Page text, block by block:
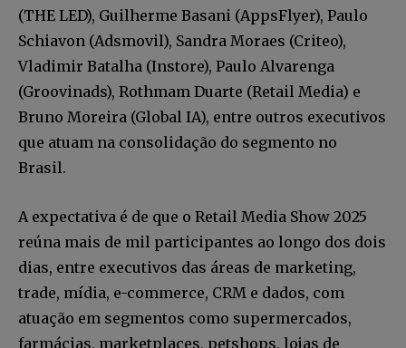
(THE LED), Guilherme Basani (AppsFlyer), Paulo
Schiavon (Adsmovil), Sandra Moraes (Criteo),
Vladimir Batalha (Instore), Paulo Alvarenga
(Groovinads), Rothmam Duarte (Retail Media) e
Bruno Moreira (Global IA), entre outros executivos
que atuam na consolidação do segmento no
Brasil.
A expectativa é de que o Retail Media Show 2025
reúna mais de mil participantes ao longo dos dois
dias, entre executivos das áreas de marketing,
trade, mídia, e-commerce, CRM e dados, com
atuação em segmentos como supermercados,
farmácias, marketplaces, petshops, lojas de